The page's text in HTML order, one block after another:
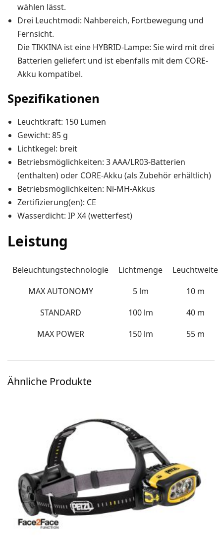
wählen lässt.
Drei Leuchtmodi: Nahbereich, Fortbewegung und
Fernsicht.
Die TIKKINA ist eine HYBRID-Lampe: Sie wird mit drei
Batterien geliefert und ist ebenfalls mit dem CORE-
Akku kompatibel.
Spezifikationen
Leuchtkraft: 150 Lumen
Gewicht: 85 g
Lichtkegel: breit
Betriebsmöglichkeiten: 3 AAA/LR03-Batterien
(enthalten) oder CORE-Akku (als Zubehör erhältlich)
Betriebsmöglichkeiten: Ni-MH-Akkus
Zertifizierung(en): CE
Wasserdicht: IP X4 (wetterfest)
Leistung
Beleuchtungstechnologie Lichtmenge
Leuchtweite
MAX AUTONOMY
5 lm
10 m
STANDARD
100 lm
40 m
MAX POWER
150 lm 55 m
Ähnliche Produkte